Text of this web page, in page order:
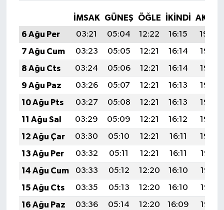
İMSAK GÜNEŞ ÖĞLE İKINDI
6 Ağu Per
03:21 05:04 12:22 16:15
19:30
7 Ağu Cum
03:23 05:05 12:21 16:14
19:28
8 Ağu Cts
03:24 05:06 12:21 16:14
19:27
9 Ağu Paz
03:26 05:07 12:21 16:13
19:26
10 Ağu Pts
03:27 05:08 12:21 16:13
19:25
11 Ağu Sal
03:29 05:09 12:21 16:12
19:23
12 Ağu Çar
03:30 05:10 12:21 16:11
19:22
13 Ağu Per
03:32 05:11 12:21 16:11
19:21
14 Ağu Cum
03:33 05:12 12:20 16:10
19:19
15 Ağu Cts
03:35 05:13 12:20 16:10
19:18
16 Ağu Paz
03:36 05:14 12:20 16:09
19:16
Manyas
OLAY
Resmi İlanlar
SAĞLIK
Savaştepe